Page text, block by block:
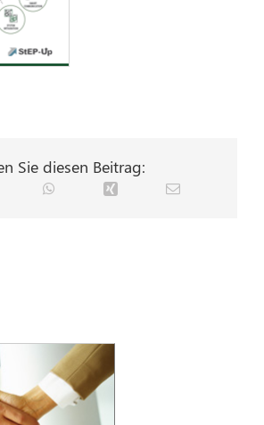
Sie diesen Beitrag: